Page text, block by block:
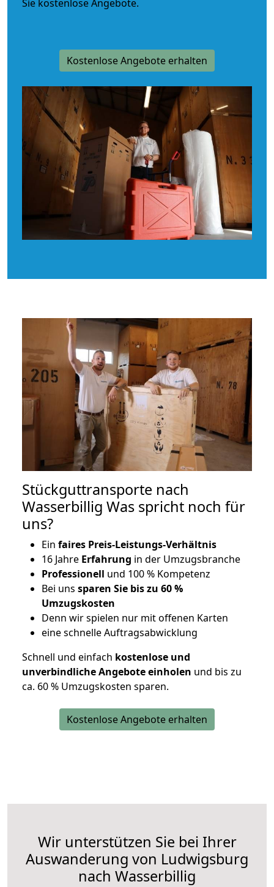
Sie kostenlose Angebote.
Kostenlose Angebote erhalten
Stückguttransporte nach
Wasserbillig Was spricht noch für
uns?
Ein faires Preis-Leistungs-Verhältnis
16 Jahre Erfahrung in der Umzugsbranche
Professionell und 100 % Kompetenz
Bei uns sparen Sie bis zu 60 %
Umzugskosten
Denn wir spielen nur mit offenen Karten
eine schnelle Auftragsabwicklung
Schnell und einfach kostenlose und
unverbindliche Angebote einholen und bis zu
ca. 60 % Umzugskosten sparen.
Kostenlose Angebote erhalten
Wir unterstützen Sie bei Ihrer
Auswanderung von Ludwigsburg
nach Wasserbillig